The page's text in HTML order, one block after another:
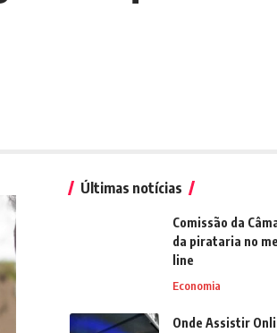
Últimas notícias
Comissão da
da pirataria no
line
Economia
Onde Assistir